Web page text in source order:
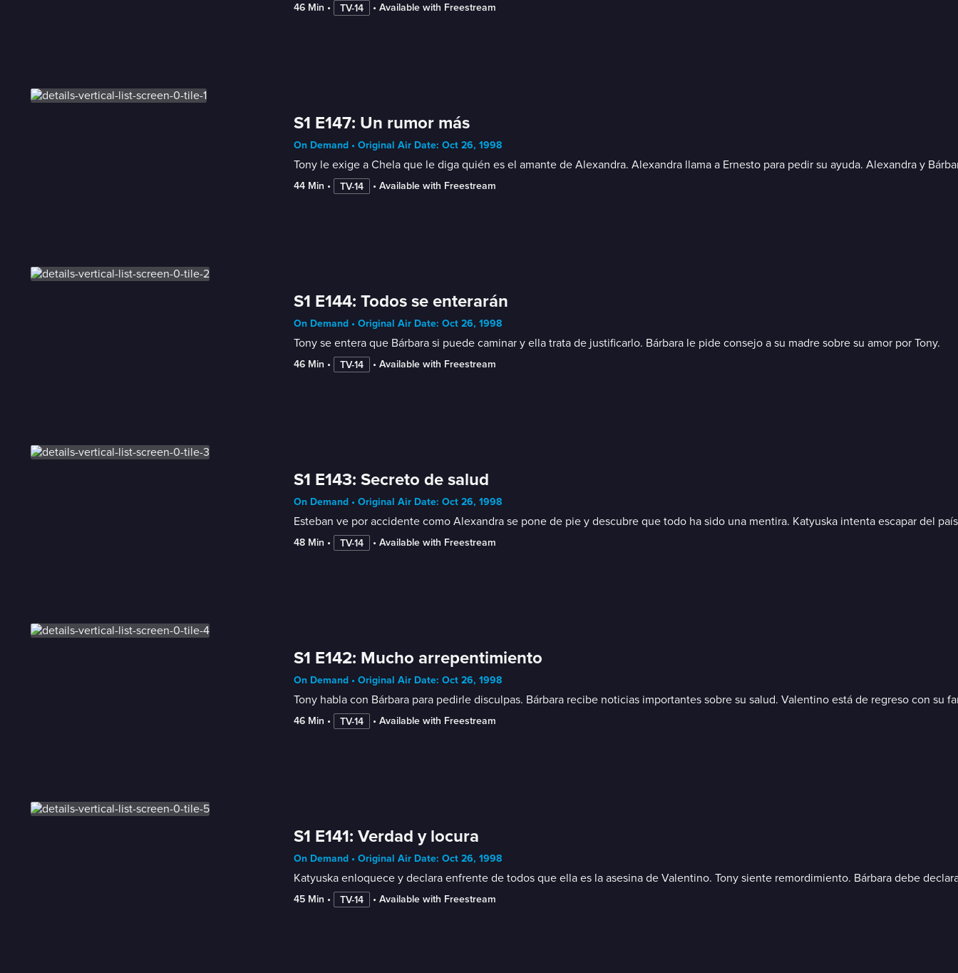
46 Min • TV-14 • Available with Freestream
S1 E147: Un rumor más
On Demand • Original Air Date: Oct 26, 1998
Tony le exige a Chela que le diga quién es el amante de Alexandra. Alexandra llama a Ernesto para pedir su ayuda. Alexandra y
44 Min • TV-14 • Available with Freestream
S1 E144: Todos se enterarán
On Demand • Original Air Date: Oct 26, 1998
Tony se entera que Bárbara si puede caminar y ella trata de justificarlo. Bárbara le pide consejo a su madre sobre su amor por Tony.
46 Min • TV-14 • Available with Freestream
S1 E143: Secreto de salud
On Demand • Original Air Date: Oct 26, 1998
Esteban ve por accidente como Alexandra se pone de pie y descubre que todo ha sido una mentira. Katyuska intenta escapar del
48 Min • TV-14 • Available with Freestream
S1 E142: Mucho arrepentimiento
On Demand • Original Air Date: Oct 26, 1998
Tony habla con Bárbara para pedirle disculpas. Bárbara recibe noticias importantes sobre su salud. Valentino está de regreso con su
46 Min • TV-14 • Available with Freestream
S1 E141: Verdad y locura
On Demand • Original Air Date: Oct 26, 1998
Katyuska enloquece y declara enfrente de todos que ella es la asesina de Valentino. Tony siente remordimiento. Bárbara debe
45 Min • TV-14 • Available with Freestream